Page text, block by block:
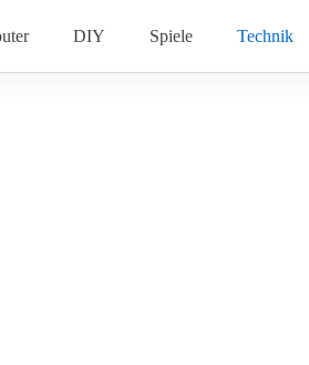
DIY Spiele Technik